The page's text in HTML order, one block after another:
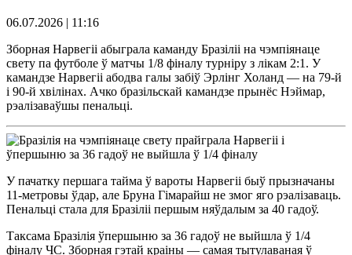
06.07.2026 | 11:16
Зборная Нарвегіі абыграла каманду Бразіліі на чэмпіянаце
свету па футболе ў матчы 1/8 фіналу турніру з лікам 2:1. У
камандзе Нарвегіі абодва галы забіў Эрлінг Холанд — на 79-й
і 90-й хвілінах. Ачко бразільскай камандзе прынёс Нэймар,
рэалізаваўшы пенальці.
У пачатку першага тайма ў вароты Нарвегіі быў прызначаны
11-метровы ўдар, але Бруна Гімарайш не змог яго рэалізаваць.
Пенальці стала для Бразіліі першым няўдалым за 40 гадоў.
Таксама Бразілія ўпершыню за 36 гадоў не выйшла ў 1/4
фіналу ЧС. Зборная гэтай краіны — самая тытулаваная ў